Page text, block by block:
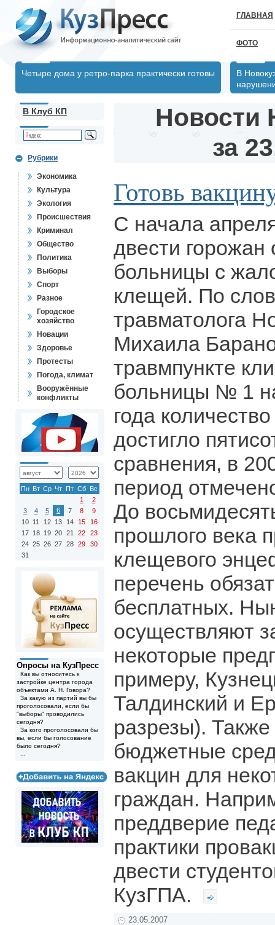
ГЛАВНАЯ
ФОТО
Четыре дома у ретро-парка практически готовы
В
В Клуб КП
Рубрики
Экономика
Культура
Экология
Происшествия
Криминал
Общество
Политика
Выборы
Спорт
Разное
Городское
хозяйство
Новации
Здоровье
Протесты
Погода, климат
Вооружённые
конфликты
Пн Вт Ср Чт Пт Сб Вс
1
2
3
4 5 6 7 8
9
10 11 12 13 14 15
16
17 18 19 20 21 22
23
24 25 26 27 28 29
30
31
Опросы на КузПресс
Как вы относитесь к
застройке центра города
объектами А. Н. Говора?
За какую из партий вы бы
проголосовали, если бы
"выборы" проводились
сегодня?
За кого проголосовали бы
вы, если бы голосование
было сегодня?
Новости
за
Готовь
С начала
двести горожан
больницы с
клещей. По
травматолога
Михаила
травмпункте
больницы № 1
года
достигло
сравнения, в
период
До
прошлого века
клещевого
перечень
бесплатных.
осуществляют
некоторые
примеру,
Талдинский и
разрезы).
бюджетные
вакцин для
граждан.
преддверие
практики
двести
КузГПА.
23.05.2007